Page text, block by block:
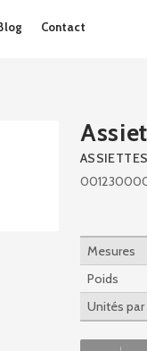
Contact
Mesures
Poids
Unités